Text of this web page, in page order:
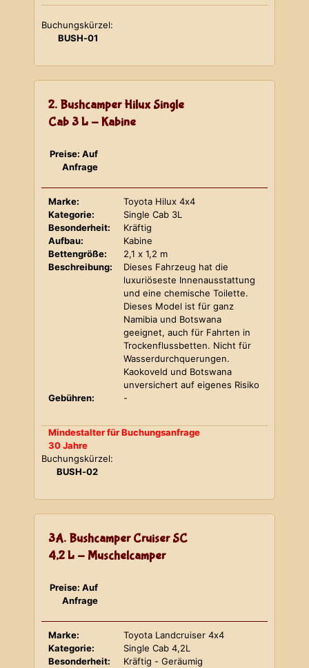
Buchungskürzel:
BUSH-01
2. Bushcamper Hilux Single
Cab 3 L - Kabine
Preise: Auf
Anfrage
Marke:
Toyota Hilux 4x4
Kategorie:
Single Cab 3L
Besonderheit:
Kräftig
Aufbau:
Kabine
Bettengröße:
2,1 x 1,2 m
Beschreibung:
Dieses Fahrzeug hat die
luxuriöseste Innenausstattung
und eine chemische Toilette.
Dieses Model ist für ganz
Namibia und Botswana
geeignet, auch für Fahrten in
Trockenflussbetten. Nicht für
Wasserdurchquerungen.
Kaokoveld und Botswana
unversichert auf eigenes Risiko
Gebühren:
-
Mindestalter für Buchungsanfrage
30 Jahre
Buchungskürzel:
BUSH-02
3A. Bushcamper Cruiser SC
4,2 L - Muschelcamper
Preise: Auf
Anfrage
Marke:
Toyota Landcruiser 4x4
Kategorie:
Single Cab 4,2L
Besonderheit:
Kräftig - Geräumig